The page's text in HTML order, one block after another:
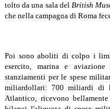
tolto da una sala delBritish
che nella campagna di Roma
Poi sono aboliti di colpo i
esercito, marina e
stanziamenti per le spese
miliardollari: 700 miliardi di
Atlantico, ricevono